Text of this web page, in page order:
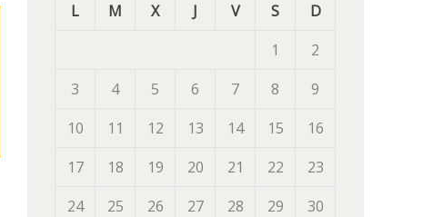
L M X J V S
D
1
2
3
4 5 6 7 8
9
10
11 12 13 14 15
16
17
18 19 20 21 22
23
24
25 26 27 28 29
30